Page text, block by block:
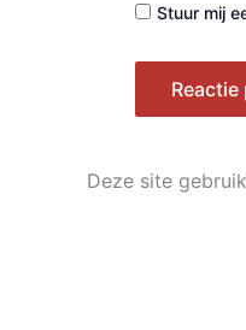
Stuur mij
Deze site